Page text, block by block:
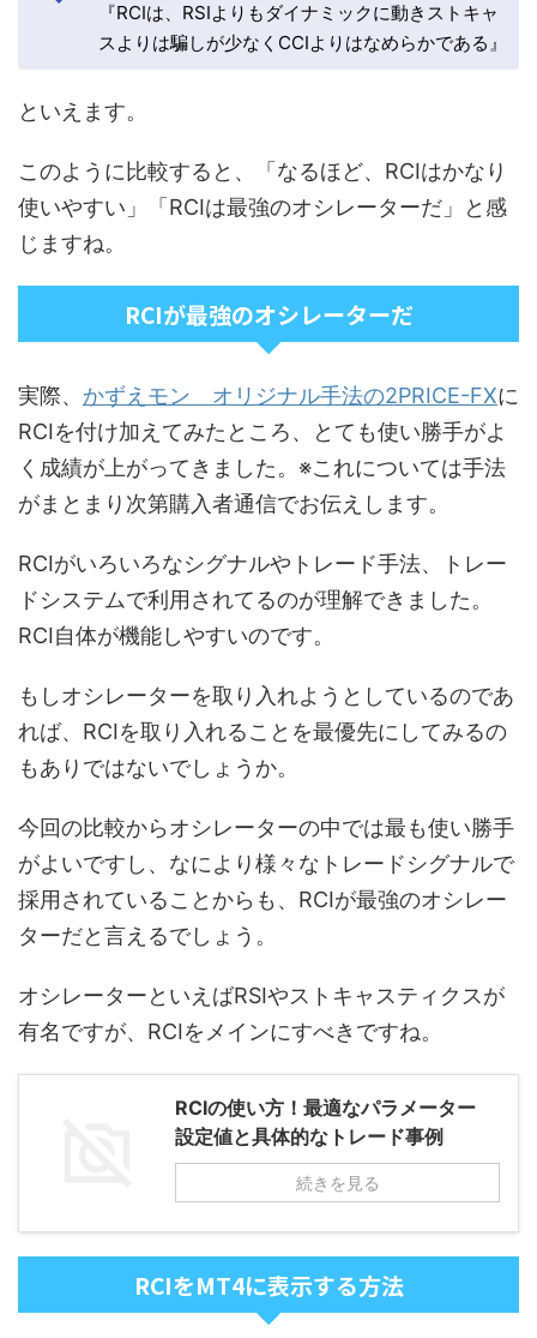
『RCIは、RSIよりもダイナミックに動きストキャ
スよりは騙しが少なくCCIよりはなめらかである』
といえます。
このように比較すると、「なるほど、RCIはかなり
使いやすい」「RCIは最強のオシレーターだ」と感
じますね。
RCIが最強のオシレーターだ
実際、 かずえモン オリジナル手法の2PRICE-FXに
RCIを付け加えてみたところ、とても使い勝手がよ
く成績が上がってきました。 ※これについては手法
がまとまり次第購入者通信でお伝えします。
RCIがいろいろなシグナルやトレード手法、トレー
ドシステムで利用されてるのが理解できました。
RCI自体が機能しやすいのです。
もしオシレーターを取り入れようとしているのであ
れば、 RCIを取り入れることを最優先にしてみるの
もあり ではないでしょうか。
今回の比較からオシレーターの中では最も使い勝手
がよいですし、なにより様々なトレードシグナルで
採用されていることからも、RCIが最強のオシレー
ターだと言えるでしょう。
オシレーターといえばRSIやストキャスティクスが
有名ですが、RCIをメインにすべきですね。
RCIの使い方！最適なパラメーター
設定値と具体的なトレード事例
続きを見る
RCIをMT4に表示する方法